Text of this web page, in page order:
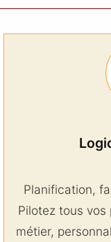
Planification,
Pilotez tous vos
métier,